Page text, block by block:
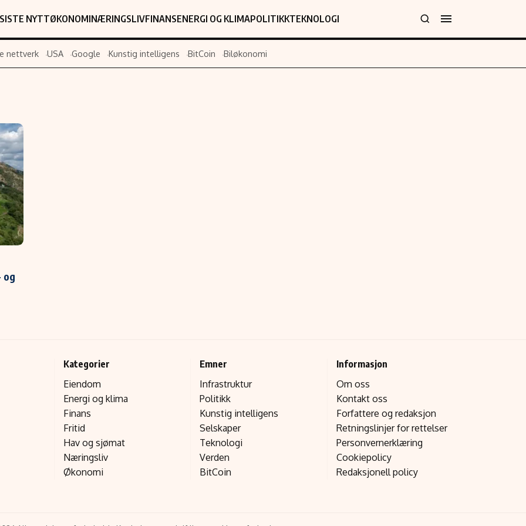
SISTE NYTTØKONOMINÆRINGSLIVFINANSENERGI OG KLIMAPOLITIKKTEKNOLOGI
nettverk USA Google Kunstig intelligens BitCoin Biløkonomi
og
Kategorier
Eiendom
Energi og klima
Finans
Fritid
Hav og sjømat
Næringsliv
Økonomi
Emner
Infrastruktur
Politikk
Kunstig intelligens
Selskaper
Teknologi
Verden
BitCoin
Informasjon
Om oss
Kontakt oss
Forfattere og redaksjon
Retningslinjer for rettelser
Personvernerklæring
Cookiepolicy
Redaksjonell policy